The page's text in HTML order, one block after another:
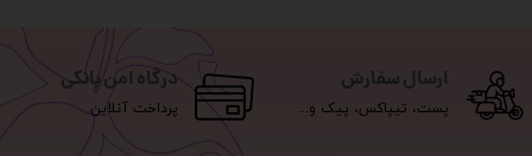
ارسال سفارش
پست، تیپاکس، پیک و...
درگاه امن بانکی
پرداخت آنلاین